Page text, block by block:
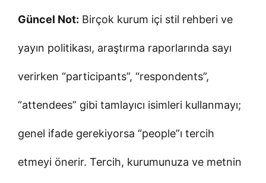
Güncel Not: Birçok kurum içi stil rehberi ve
yayın politikası, araştırma raporlarında sayı
verirken “participants”, “respondents”,
“attendees” gibi tamlayıcı isimleri kullanmayı;
genel ifade gerekiyorsa “people”ı tercih
etmeyi önerir. Tercih, kurumunuza ve metnin